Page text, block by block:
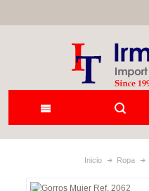
Inicio Ropa